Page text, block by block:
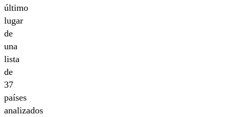
último
lugar
de
una
lista
de
37
países
analizados